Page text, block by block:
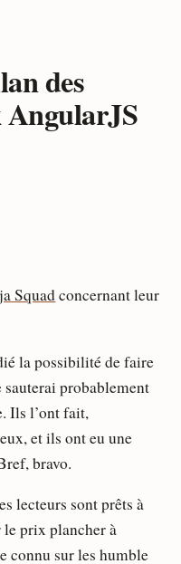
des
AngularJS
Squadconcernant leur
la possibilité de faire
probablement
Ils l’ont fait,
et ils ont eu une
bravo.
lecteurs sont prêts à
le prix plancher à
connu sur les humble